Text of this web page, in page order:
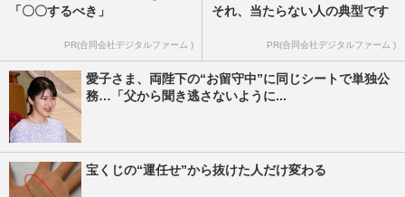
「〇〇するべき」
PR(合同会社デジタルファーム )
それ、当たらない人の典型です
PR(合同会社デジタルファーム )
愛子さま、両陛下の“お留守中”に同じシートで単独公
務…「父から聞き逃さないように...
宝くじの“運任せ”から抜けた人だけ変わる